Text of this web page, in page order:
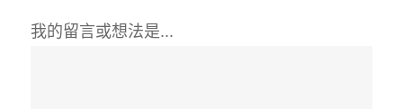
我的留言或想法是...